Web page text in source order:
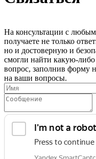
На консультации с
получаете не только
но и достоверную и
смогли найти какую-
вопрос, заполнив форму
на ваши вопросы.